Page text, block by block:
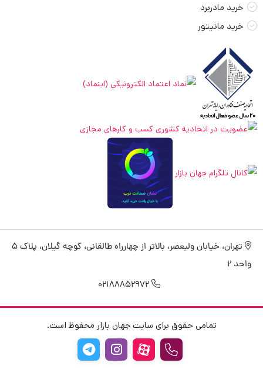
خرید مادربرد
خرید مانیتور
تهران، خیابان ولیعصر، بالاتر از چهارراه طالقانی، کوچه گیلان، پلاک 5
واحد 2
02188852972
تمامی حقوق برای سایت جهان بازار محفوظ است.